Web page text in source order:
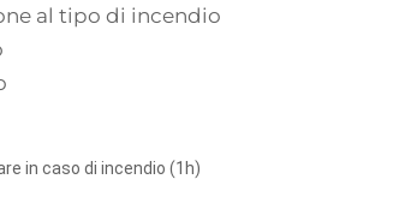
al tipo di incendio
in caso di incendio (1h)